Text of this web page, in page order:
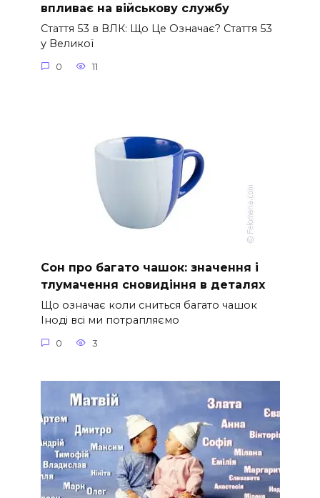
впливає на військову службу
Стаття 53 в ВЛК: Що Це Означає? Стаття 53
у Великої
0 11
Сон про багато чашок: значення і
тлумачення сновидіння в деталях
Що означає коли сниться багато чашок
Іноді всі ми потрапляємо
0 3